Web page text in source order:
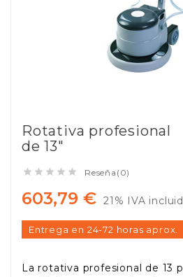
Rotativa profesional
de 13"
     Reseña(0)
603,79 € 21% IVA
Entrega en 24-72 horas aprox.
La rotativa profesional de 13